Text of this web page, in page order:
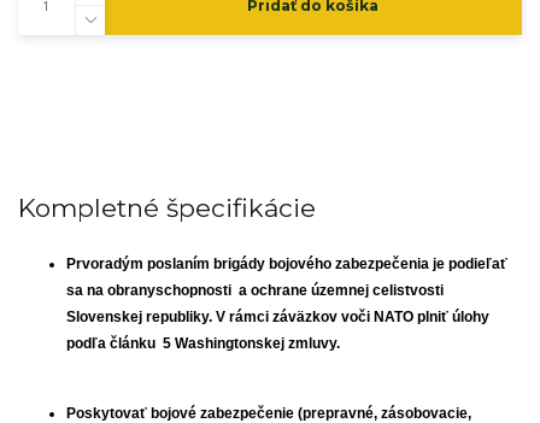
Pridať do košíka
Kompletné špecifikácie
Prvoradým poslaním brigády bojového zabezpečenia je podieľať
sa na obranyschopnosti a ochrane územnej celistvosti
Slovenskej republiky. V rámci záväzkov voči NATO plniť úlohy
podľa článku 5 Washingtonskej zmluvy.
Poskytovať bojové zabezpečenie (prepravné, zásobovacie,